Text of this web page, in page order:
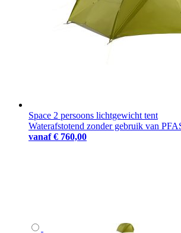
Space 2 persoons lichtgewicht tent
Waterafstotend zonder gebruik van
vanaf € 760,00